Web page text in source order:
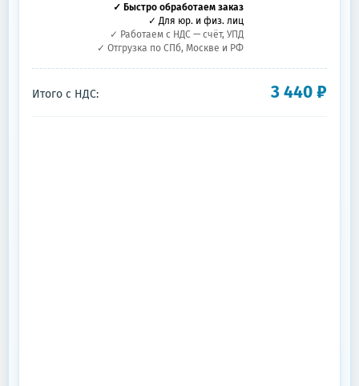
✓ Быстро обработаем заказ
✓ Для юр. и физ. лиц
✓ Работаем с НДС — счёт, УПД
✓ Отгрузка по СПб, Москве и РФ
Итого с НДС: 3 440₽